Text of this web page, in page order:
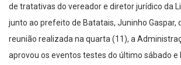
de tratativas do vereador e diretor jurídico da
junto ao prefeito de Batatais, Juninho Gaspar,
reunião realizada na quarta (11), a
aprovou os eventos testes do último sábado e